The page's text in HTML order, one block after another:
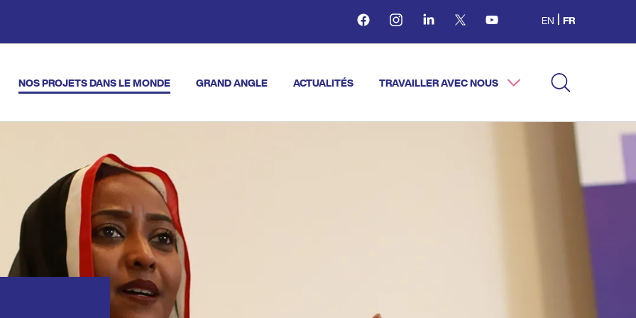
FacebookInstagramLinkedinTwitterYoutube EN FR
NOS PROJETS DANS LE MONDE GRAND ANGLE ACTUALITÉS TRAVAILLER AVEC NOUS